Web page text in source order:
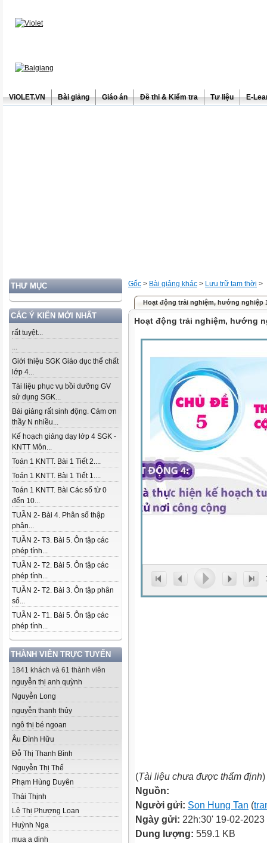
ViOLET.VN Bài giảng Giáo án Đề thi & Kiểm tra Tư liệu E-
THƯ MỤC
CÁC Ý KIẾN MỚI NHẤT
rất tuyệt...
...
Giới thiệu SGK Giáo dục thể chất
lớp 4...
Tài liệu phục vụ bồi dưỡng GV
sử dụng SGK...
Bài giảng rất sinh động. Cảm ơn
thầy N nhiều...
Kế hoạch giảng dạy lớp 4 SGK -
KNTT Môn...
Toán 1 KNTT. Bài 1 Tiết 2....
Toán 1 KNTT. Bài 1 Tiết 1....
Toán 1 KNTT. Bài Các số từ 0
đến 10...
TUẦN 2- Bài 4. Phân số thập
phân...
TUẦN 2- T3. Bài 5. Ôn tập các
phép tính...
TUẦN 2- T2. Bài 5. Ôn tập các
phép tính...
TUẦN 2- T2. Bài 3. Ôn tập phân
số...
TUẦN 2- T1. Bài 5. Ôn tập các
phép tính...
THÀNH VIÊN TRỰC TUYẾN
1841 khách và 61 thành viên
nguyễn thị anh quỳnh
Nguyễn Long
nguyễn thanh thủy
ngô thị bé ngoan
Âu Đình Hữu
Đỗ Thị Thanh Bình
Nguyễn Thị Thế
Phạm Hùng Duyên
Thái Thịnh
Lê Thị Phượng Loan
Huỳnh Nga
mua a dinh
Gốc > Bài giảng khác > Lưu trữ tạm thời >
Hoạt động trải nghiệm, hướng nghiệp
Hoạt động trải nghiệm, hướng
(Tài liệu chưa được thẩm định)
Nguồn:
Người gửi: Son Hung Tan (
Ngày gửi: 22h:30' 19-02-2023
Dung lượng: 559.1 KB